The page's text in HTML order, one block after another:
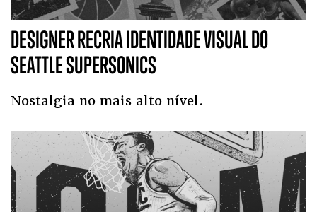
DESIGNER RECRIA IDENTIDADE VISUAL DO
SEATTLE SUPERSONICS
Nostalgia no mais alto nível.